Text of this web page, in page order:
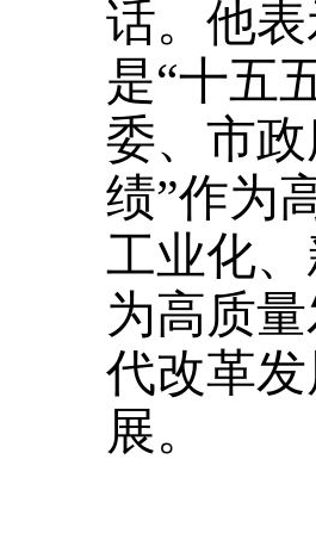
话。他
是“十五
委、市
绩”作为
工业化
为高质
代改革
展。